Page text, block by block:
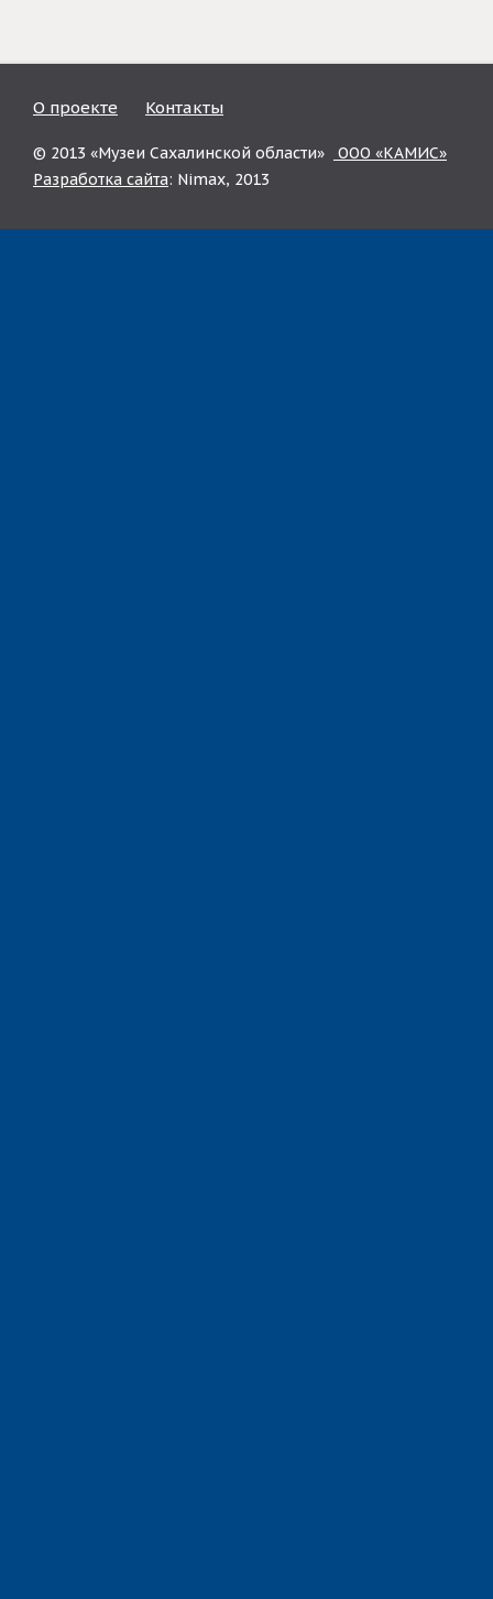
О проекте Контакты
© 2013 «Музеи Сахалинской области»
ООО «КАМИС»
Разработка сайта: Nimax, 2013